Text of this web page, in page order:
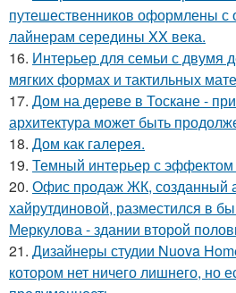
путешественников оформлены с
лайнерам середины XX века.
16. Интерьер для семьи с двумя
мягких формах и тактильных
17. Дом на дереве в Тоскане -
архитектура может быть
18. Дом как галерея.
19. Темный интерьер с эффектом
20. Офис продаж ЖК, созданный
хайрутдиновой, разместился в
Меркулова - здании второй
21. Дизайнеры студии Nuova
котором нет ничего лишнего, но